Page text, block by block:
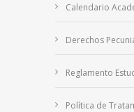
Calendario
Derechos
Reglamento
Política de